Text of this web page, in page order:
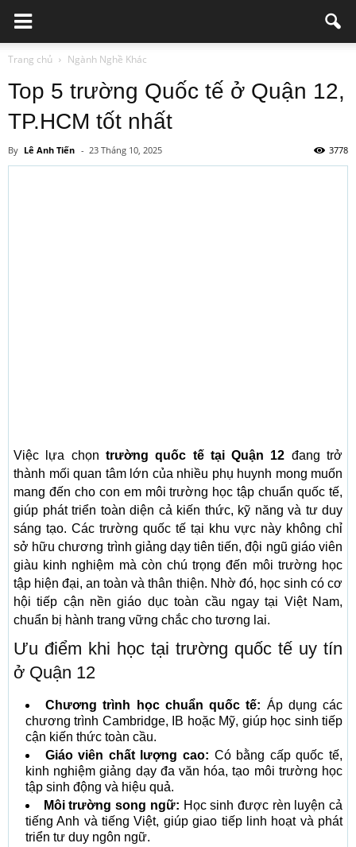
Trang chủ Ngành Nghề Khác
Top 5 trường Quốc tế ở Quận 12,
TP.HCM tốt nhất
By Lê Anh Tiến - 23 Tháng 10, 2025 3778
Việc lựa chọn trường quốc tế tại Quận 12 đang trở
thành mối quan tâm lớn của nhiều phụ huynh mong muốn
mang đến cho con em môi trường học tập chuẩn quốc tế,
giúp phát triển toàn diện cả kiến thức, kỹ năng và tư duy
sáng tạo. Các trường quốc tế tại khu vực này không chỉ
sở hữu chương trình giảng dạy tiên tiến, đội ngũ giáo viên
giàu kinh nghiệm mà còn chú trọng đến môi trường học
tập hiện đại, an toàn và thân thiện. Nhờ đó, học sinh có cơ
hội tiếp cận nền giáo dục toàn cầu ngay tại Việt Nam,
chuẩn bị hành trang vững chắc cho tương lai.
Ưu điểm khi học tại trường quốc tế uy tín
ở Quận 12
Chương trình học chuẩn quốc tế: Áp dụng các
chương trình Cambridge, IB hoặc Mỹ, giúp học sinh tiếp
cận kiến thức toàn cầu.
Giáo viên chất lượng cao: Có bằng cấp quốc tế,
kinh nghiệm giảng dạy đa văn hóa, tạo môi trường học
tập sinh động và hiệu quả.
Môi trường song ngữ: Học sinh được rèn luyện cả
tiếng Anh và tiếng Việt, giúp giao tiếp linh hoạt và phát
triển tư duy ngôn ngữ.